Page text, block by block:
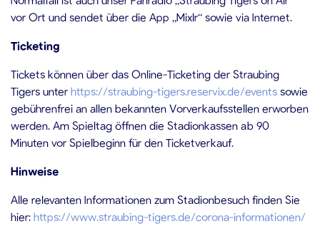
vor Ort und sendet über die App „Mixlr“ sowie via Internet.
Ticketing
Tickets können über das Online-Ticketing der Straubing
Tigers unter https://straubing-tigers.reservix.de/events sowie
gebührenfrei an allen bekannten Vorverkaufsstellen erworben
werden. Am Spieltag öffnen die Stadionkassen ab 90
Minuten vor Spielbeginn für den Ticketverkauf.
Hinweise
Alle relevanten Informationen zum Stadionbesuch finden Sie
hier: https://www.straubing-tigers.de/corona-informationen/